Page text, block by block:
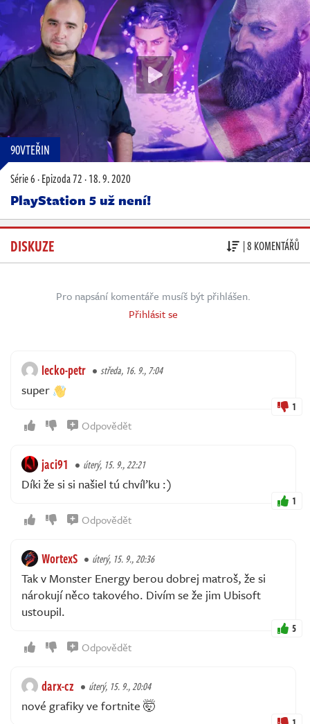
90VTEŘIN
Série 6·Epizoda 72·18. 9. 2020
PlayStation 5 už není!
DISKUZE | 8 KOMENTÁŘŮ
Pro napsání komentáře musíš být přihlášen.
Přihlásit se
lecko-petr středa, 16. 9., 7:04
super
1
Odpovědět
jaci91 úterý, 15. 9., 22:21
Díki že si si našiel tú chvíľku :)
1
Odpovědět
WortexS úterý, 15. 9., 20:36
Tak v Monster Energy berou dobrej matroš, že si
nárokují něco takového. Divím se že jim Ubisoft
ustoupil.
5
Odpovědět
darx-cz úterý, 15. 9., 20:04
nové grafiky ve fortnite 🤯